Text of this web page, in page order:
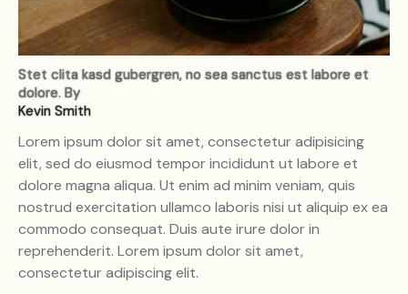
Stet clita kasd gubergren, no sea sanctus est labore et
dolore. By
Kevin Smith
Lorem ipsum dolor sit amet, consectetur adipisicing
elit, sed do eiusmod tempor incididunt ut labore et
dolore magna aliqua. Ut enim ad minim veniam, quis
nostrud exercitation ullamco laboris nisi ut aliquip ex ea
commodo consequat. Duis aute irure dolor in
reprehenderit. Lorem ipsum dolor sit amet,
consectetur adipiscing elit.